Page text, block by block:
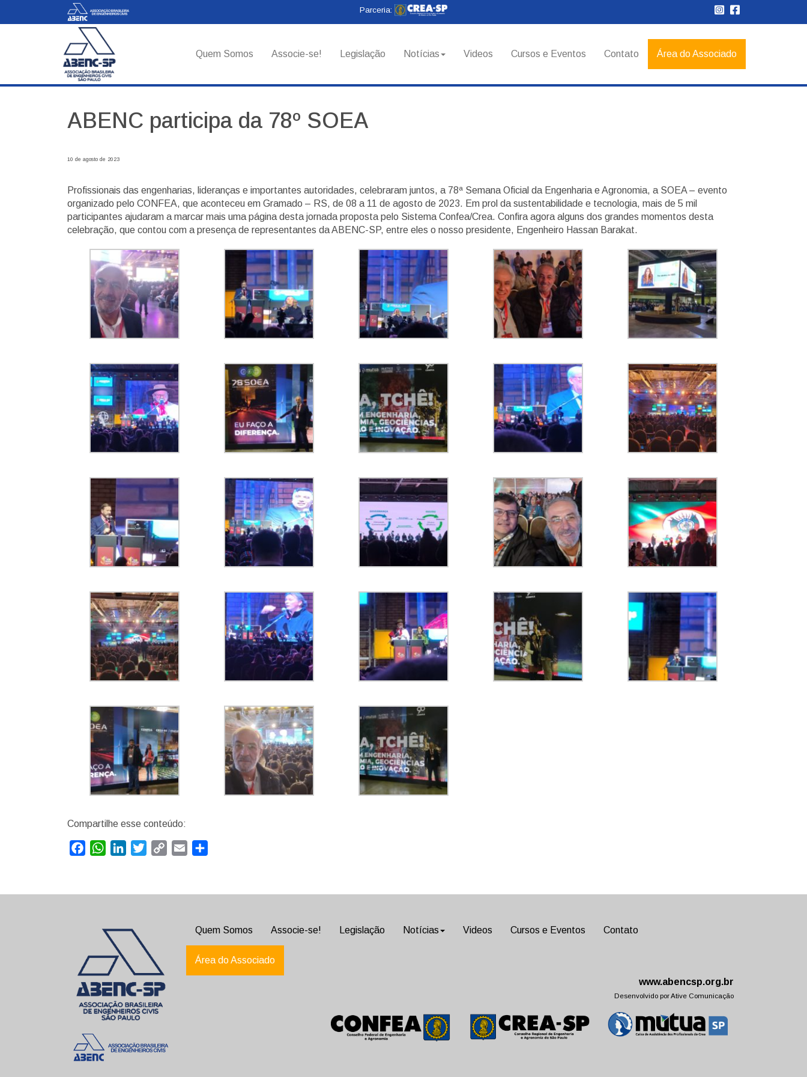
Parceria:
Quem Somos Associe-se! Legislação Notícias Videos Cursos e Eventos Contato Área do Associado
ABENC participa da 78º SOEA
10 de agosto de 2023
Profissionais das engenharias, lideranças e importantes autoridades, celebraram juntos, a 78ª Semana Oficial da Engenharia e Agronomia, a SOEA – evento
organizado pelo CONFEA, que aconteceu em Gramado – RS, de 08 a 11 de agosto de 2023. Em prol da sustentabilidade e tecnologia, mais de 5 mil
participantes ajudaram a marcar mais uma página desta jornada proposta pelo Sistema Confea/Crea. Confira agora alguns dos grandes momentos desta
celebração, que contou com a presença de representantes da ABENC-SP, entre eles o nosso presidente, Engenheiro Hassan Barakat.
Compartilhe esse conteúdo:
FacebookWhatsAppLinkedInTwitterCopy
Email
Quem Somos Associe-se! Legislação Notícias Videos Cursos e Eventos Contato
Área do Associado
www.abencsp.org.br
Desenvolvido porAtive Comunicação